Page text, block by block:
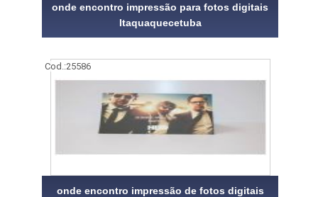
onde encontro impressão para fotos digitais
Itaquaquecetuba
Cod.:25586
onde encontro impressão de fotos digitais